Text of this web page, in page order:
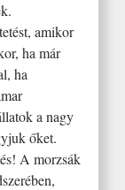
amikor
ha már
ha
a nagy
őket.
A morzsák